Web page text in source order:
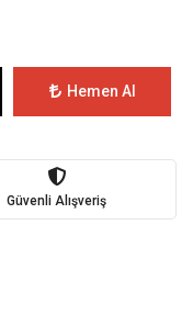
Hemen Al
Güvenli Alışveriş